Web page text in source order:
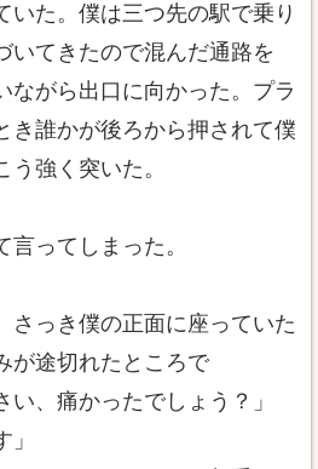
いた。僕は三つ先の駅で乗り
いてきたので混んだ通路を
ながら出口に向かった。プラ
き誰かが後ろから押されて僕
強く突いた。
ってしまった。
さっき僕の正面に座っていた
が途切れたところで
い、痛かったでしょう？」